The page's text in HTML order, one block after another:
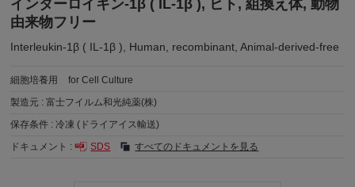
インターロイキン-1β ( IL-1β ), ヒト, 組換え体, 動物
由来物フリー
Interleukin-1β ( IL-1β ), Human, recombinant, Animal-derived-free
細胞培養用
for Cell Culture
製造元 :富士フイルム和光純薬(株)
保存条件 :冷凍 (ドライアイス輸送)
ドキュメント :
SDS すべてのドキュメントを見る